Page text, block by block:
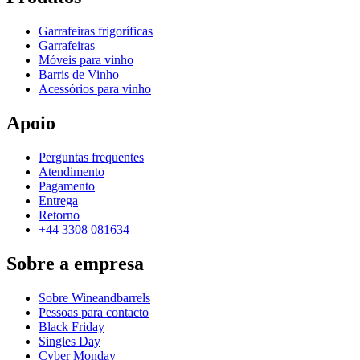
Garrafeiras frigoríficas
Garrafeiras
Móveis para vinho
Barris de Vinho
Acessórios para vinho
Apoio
Perguntas frequentes
Atendimento
Pagamento
Entrega
Retorno
+44 3308 081634
Sobre a empresa
Sobre Wineandbarrels
Pessoas para contacto
Black Friday
Singles Day
Cyber Monday